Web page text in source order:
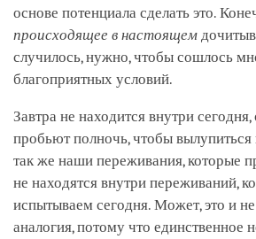
основе потенциала сделать это.
происходящее в настоящем
случилось, нужно, чтобы сошлось
благоприятных условий.
Завтра не находится внутри
пробьют полночь, чтобы вылупиться
так же наши переживания, которые
не находятся внутри переживаний,
испытываем сегодня. Может, это и
аналогия, потому что единственное